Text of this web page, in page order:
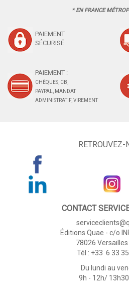
* EN FRANCE
PAIEMENT
SÉCURISÉ
PAIEMENT :
CHÈQUES, CB,
PAYPAL, MANDAT
ADMINISTRATIF, VIREMENT
RETROUVEZ-
CONTACT
Éditions Quae - c/o
78026
Tél : +33 6 33
Du lundi au
9h - 12h/